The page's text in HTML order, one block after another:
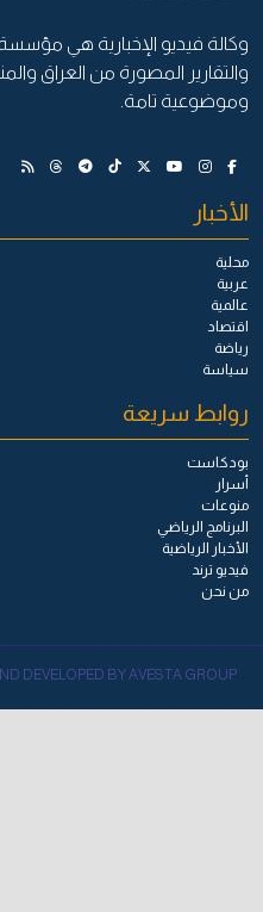
وكالة فيديو الإخبارية هي مؤسسة
والتقارير المصورة من العراق
وموضوعية تامة.
الأخبار
محلية
عربية
عالمية
اقتصاد
رياضة
سياسة
روابط سريعة
بودكاست
أسرار
منوعات
البرنامج الرياضي
الأخبار الرياضية
فيديو ترند
من نحن
DEVELOPED BY AVESTA GROUP